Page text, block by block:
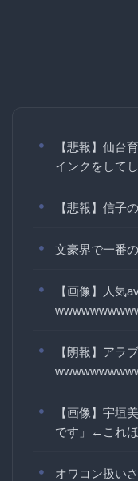
【悲報】仙台
インクをして
【悲報】信子
文豪界で一番
【画像】人気
【朗報】アラ
【画像】宇垣
です」←これ
オワコン扱い